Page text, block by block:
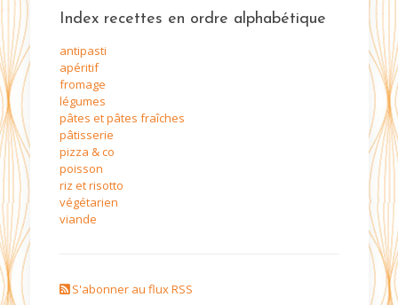
Index recettes en ordre alphabétique
antipasti
apéritif
fromage
légumes
pâtes et pâtes fraîches
pâtisserie
pizza & co
poisson
riz et risotto
végétarien
viande
S'abonner au flux RSS